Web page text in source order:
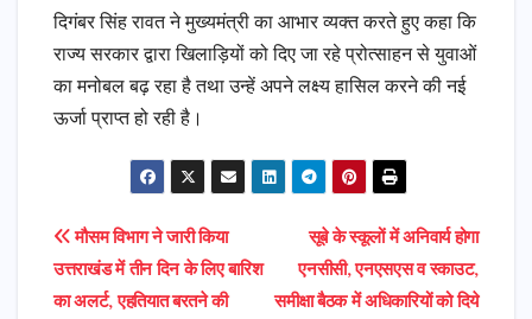
दिगंबर सिंह रावत ने मुख्यमंत्री का आभार व्यक्त करते हुए कहा कि
राज्य सरकार द्वारा खिलाड़ियों को दिए जा रहे प्रोत्साहन से युवाओं
का मनोबल बढ़ रहा है तथा उन्हें अपने लक्ष्य हासिल करने की नई
ऊर्जा प्राप्त हो रही है।
Post
navigation
सूबे के स्कूलों में अनिवार्य होगा
एनसीसी, एनएसएस व स्काउट,
समीक्षा बैठक में अधिकारियों को दिये
मौसम विभाग ने जारी किया
उत्तराखंड में तीन दिन के लिए बारिश
का अलर्ट, एहतियात बरतने की